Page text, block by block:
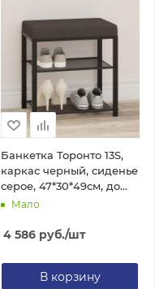
Банкетка Торонто 13S,
каркас черный, сиденье
серое, 47*30*49см, до
120кг БТ13СЧС ЗМИ
Мало
4 586 руб./шт
В корзину